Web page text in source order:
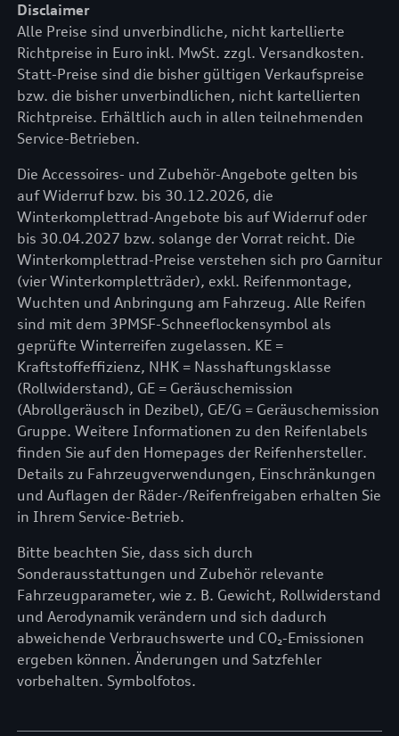
Disclaimer
Alle Preise sind unverbindliche, nicht kartellierte
Richtpreise in Euro inkl. MwSt. zzgl. Versandkosten.
Statt-Preise sind die bisher gültigen Verkaufspreise
bzw. die bisher unverbindlichen, nicht kartellierten
Richtpreise. Erhältlich auch in allen teilnehmenden
Service-Betrieben.
Die Accessoires- und Zubehör-Angebote gelten bis
auf Widerruf bzw. bis 30.12.2026, die
Winterkomplettrad-Angebote bis auf Widerruf oder
bis 30.04.2027 bzw. solange der Vorrat reicht. Die
Winterkomplettrad-Preise verstehen sich pro Garnitur
(vier Winterkompletträder), exkl. Reifenmontage,
Wuchten und Anbringung am Fahrzeug. Alle Reifen
sind mit dem 3PMSF-Schneeflockensymbol als
geprüfte Winterreifen zugelassen. KE =
Kraftstoffeffizienz, NHK = Nasshaftungsklasse
(Rollwiderstand), GE = Geräuschemission
(Abrollgeräusch in Dezibel), GE/G = Geräuschemission
Gruppe. Weitere Informationen zu den Reifenlabels
finden Sie auf den Homepages der Reifenhersteller.
Details zu Fahrzeugverwendungen, Einschränkungen
und Auflagen der Räder-/Reifenfreigaben erhalten Sie
in Ihrem Service-Betrieb.
Bitte beachten Sie, dass sich durch
Sonderausstattungen und Zubehör relevante
Fahrzeugparameter, wie z. B. Gewicht, Rollwiderstand
und Aerodynamik verändern und sich dadurch
abweichende Verbrauchswerte und CO₂-Emissionen
ergeben können. Änderungen und Satzfehler
vorbehalten. Symbolfotos.